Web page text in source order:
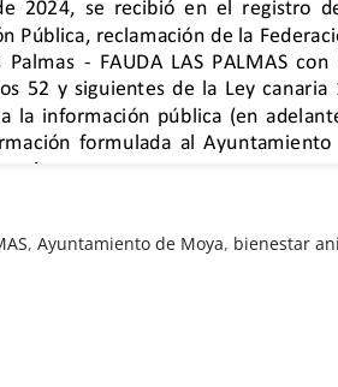
,Ayuntamiento de Moya, bienestar